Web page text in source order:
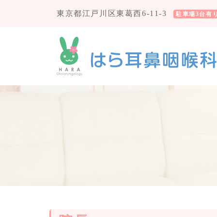
東京都江戸川区東葛西6-11-3 駐車場3台有